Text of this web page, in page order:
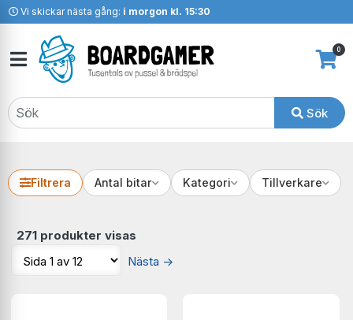
Vi skickar nästa gång: i morgon kl. 15:30
Sök
0
Filtrera Antal bitar Kategori Tillverkare
271 produkter visas
Nästa →